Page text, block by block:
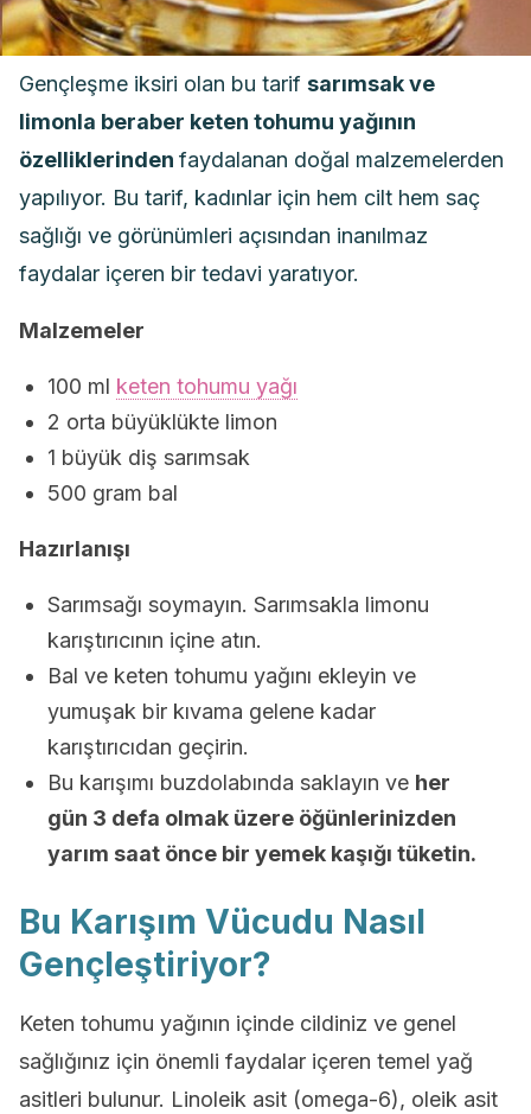
Gençleşme iksiri olan bu tarif sarımsak ve
limonla beraber keten tohumu yağının
özelliklerinden faydalanan doğal malzemelerden
yapılıyor. Bu tarif, kadınlar için hem cilt hem saç
sağlığı ve görünümleri açısından inanılmaz
faydalar içeren bir tedavi yaratıyor.
Malzemeler
100 ml keten tohumu yağı
2 orta büyüklükte limon
1 büyük diş sarımsak
500 gram bal
Hazırlanışı
Sarımsağı soymayın. Sarımsakla limonu
karıştırıcının içine atın.
Bal ve keten tohumu yağını ekleyin ve
yumuşak bir kıvama gelene kadar
karıştırıcıdan geçirin.
Bu karışımı buzdolabında saklayın ve her
gün 3 defa olmak üzere öğünlerinizden
yarım saat önce bir yemek kaşığı tüketin.
Bu Karışım Vücudu Nasıl
Gençleştiriyor?
Keten tohumu yağının içinde cildiniz ve genel
sağlığınız için önemli faydalar içeren temel yağ
asitleri bulunur. Linoleik asit (omega-6), oleik asit